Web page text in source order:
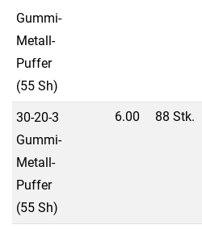
Gummi-
Metall-
Puffer
(55 Sh)
30-20-3
Gummi-
Metall-
Puffer
(55 Sh)
6.00 88 Stk.